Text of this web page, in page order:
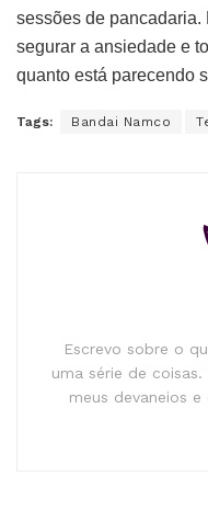
sessões de pancadaria.
segurar a ansiedade e
quanto está parecendo
Tags: Bandai Namco
Escrevo sobre o
uma série de
meus devaneios